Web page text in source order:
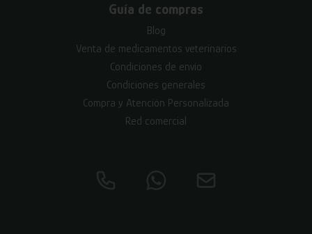
Guía de compras
Blog
Venta de medicamentos veterinarios
Condiciones de envío
Condiciones generales
Compra y Atención Personalizada
Red comercial